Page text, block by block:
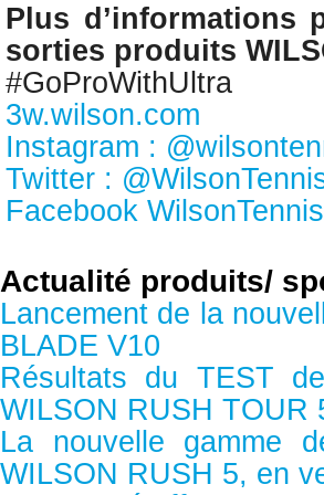
Plus d’informations
sorties produits
#GoProWithUltra
3w.wilson.com
Instagram :
Twitter :
Facebook WilsonTennis
Actualité produits/
Lancement de la
BLADE V10
Résultats du TEST
WILSON RUSH TOUR
La nouvelle gamme
WILSON RUSH 5, en